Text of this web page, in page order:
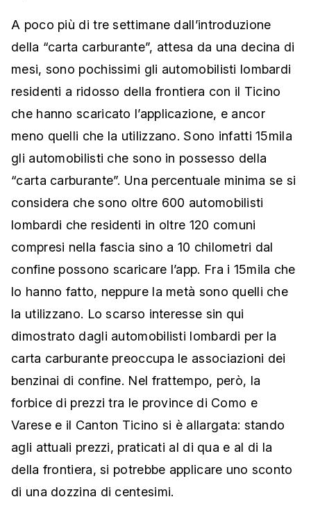
A poco più di tre settimane dall’introduzione
della “carta carburante”, attesa da una decina di
mesi, sono pochissimi gli automobilisti lombardi
residenti a ridosso della frontiera con il Ticino
che hanno scaricato l’applicazione, e ancor
meno quelli che la utilizzano. Sono infatti 15mila
gli automobilisti che sono in possesso della
“carta carburante”. Una percentuale minima se si
considera che sono oltre 600 automobilisti
lombardi che residenti in oltre 120 comuni
compresi nella fascia sino a 10 chilometri dal
confine possono scaricare l’app. Fra i 15mila che
lo hanno fatto, neppure la metà sono quelli che
la utilizzano. Lo scarso interesse sin qui
dimostrato dagli automobilisti lombardi per la
carta carburante preoccupa le associazioni dei
benzinai di confine. Nel frattempo, però, la
forbice di prezzi tra le province di Como e
Varese e il Canton Ticino si è allargata: stando
agli attuali prezzi, praticati al di qua e al di la
della frontiera, si potrebbe applicare uno sconto
di una dozzina di centesimi.